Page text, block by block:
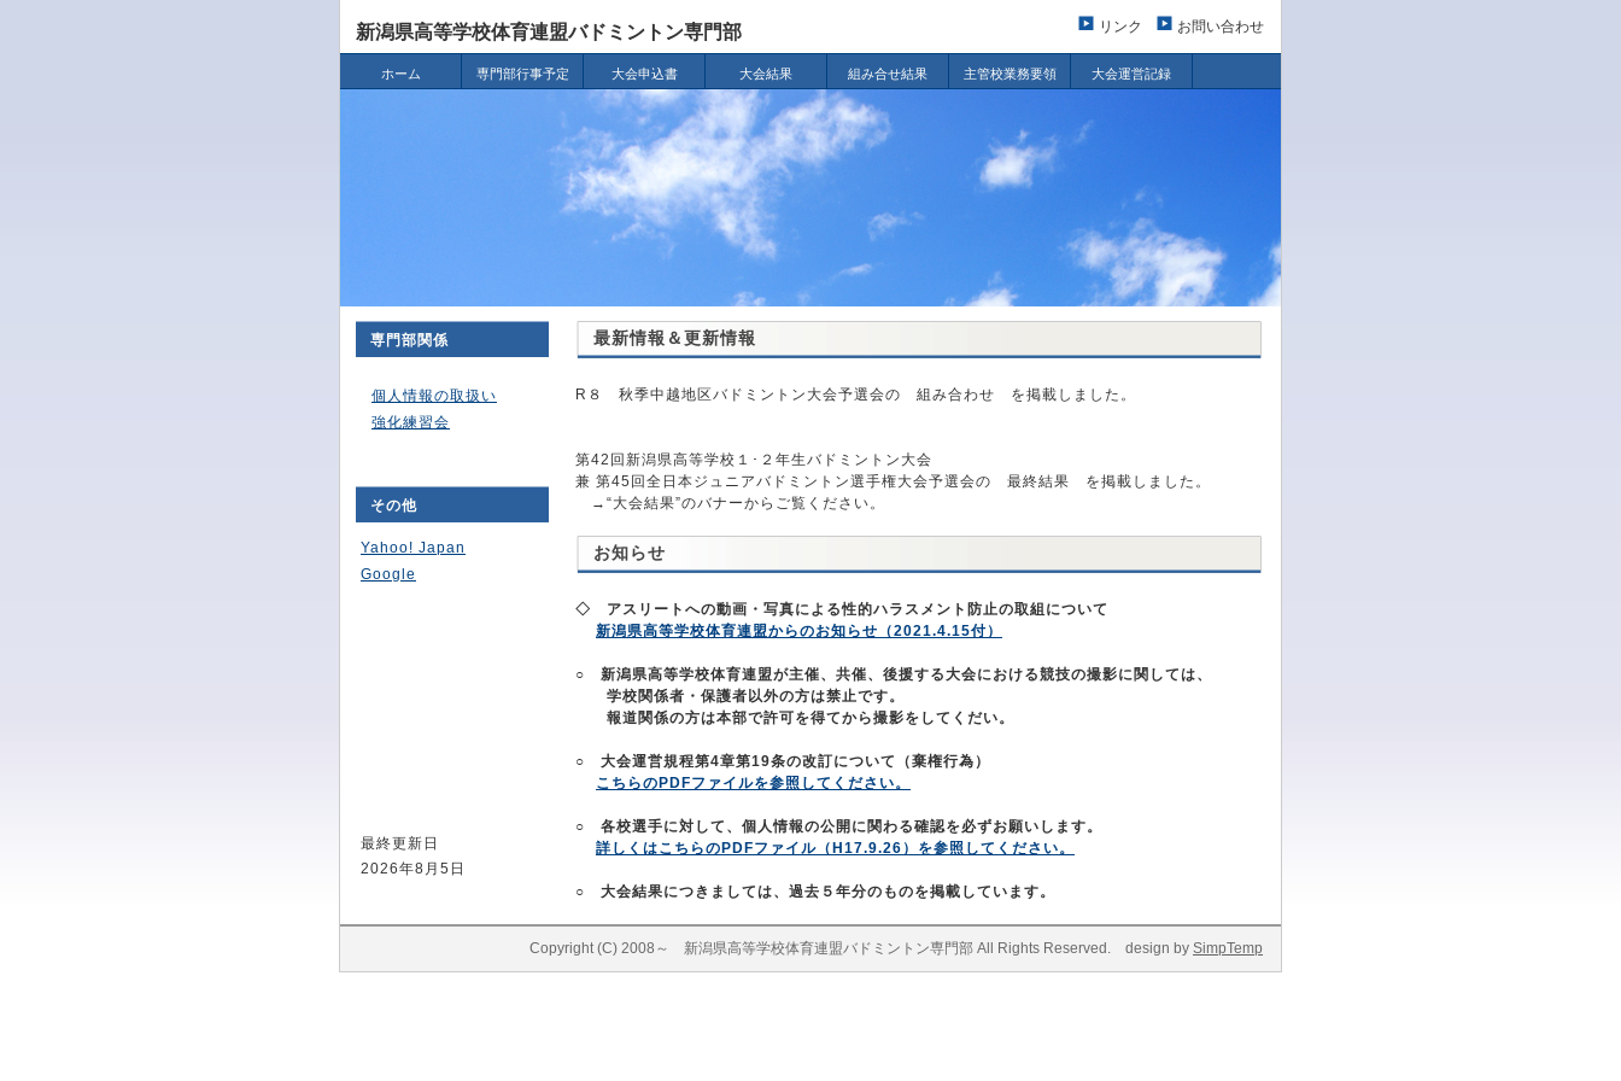
新潟県高等学校体育連盟バドミントン専門部 リンク お問い合わせ
ホーム 専門部行事予定 大会申込書 大会結果 組み合せ結果 主管校業務要領 大会運営記録
最新情報＆更新情報
R８ 秋季中越地区バドミントン大会予選会の 組み合わせ を掲載しました。
第42回新潟県高等学校１･２年生バドミントン大会
兼 第45回全日本ジュニアバドミントン選手権大会予選会の 最終結果 を掲載しました。
→“大会結果”のバナーからご覧ください。
お知らせ
◇ アスリートへの動画・写真による性的ハラスメント防止の取組について
新潟県高等学校体育連盟からのお知らせ（2021.4.15付）
○ 新潟県高等学校体育連盟が主催、共催、後援する大会における競技の撮影に関しては、
学校関係者・保護者以外の方は禁止です。
報道関係の方は本部で許可を得てから撮影をしてくだい。
○ 大会運営規程第4章第19条の改訂について（棄権行為）
こちらのPDFファイルを参照してください。
○ 各校選手に対して、個人情報の公開に関わる確認を必ずお願いします。
詳しくはこちらのPDFファイル（H17.9.26）を参照してください。
○ 大会結果につきましては、過去５年分のものを掲載しています。
専門部関係
個人情報の取扱い
強化練習会
その他
Yahoo! Japan
Google
最終更新日
2026年8月5日
Copyright (C) 2008～ 新潟県高等学校体育連盟バドミントン専門部 All Rights Reserved. design by SimpTemp